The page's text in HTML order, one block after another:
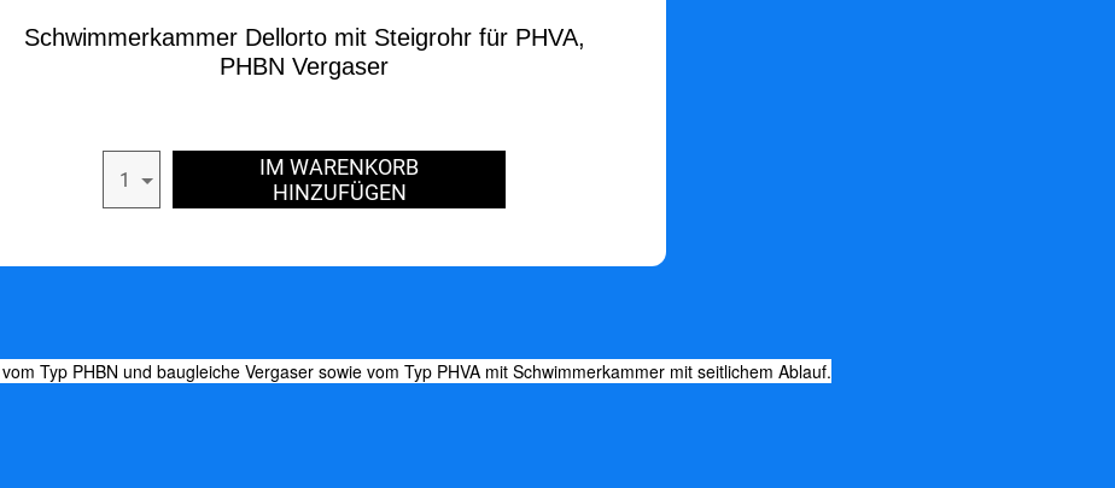
Schwimmerkammer Dellorto mit Steigrohr für PHVA,
PHBN Vergaser
1
IM WARENKORB
HINZUFÜGEN
Typ PHBN und baugleiche Vergaser sowie vom Typ PHVA mit Schwimmerkammer mit seitlichem Ablauf.